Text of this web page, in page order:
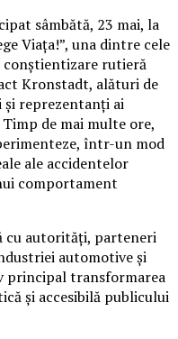
sâmbătă, 23 mai, la
Viața!”, una dintre cele
conștientizare rutieră
Kronstadt, alături de
reprezentanți ai
de mai multe ore,
într-un mod
ale accidentelor
comportament
cu autorități, parteneri
automotive și
principal transformarea
și accesibilă publicului